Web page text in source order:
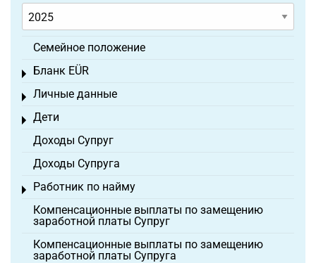
Семейное положение
Бланк EÜR
Toggle menu
Личные данные
Toggle menu
Дети
Toggle menu
Доходы Супруг
Доходы Супруга
Работник по найму
Toggle menu
Компенсационные выплаты по замещению
заработной платы Супруг
Компенсационные выплаты по замещению
заработной платы Супруга